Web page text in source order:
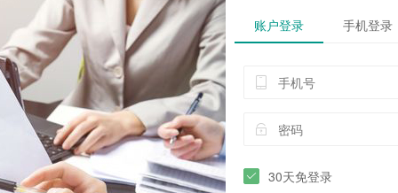
账户登录 手机登录
30天免登录